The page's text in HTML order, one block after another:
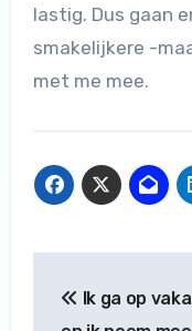
lastig. Dus gaan
smakelijkere -
met me mee.
navigatie
Ik ga op